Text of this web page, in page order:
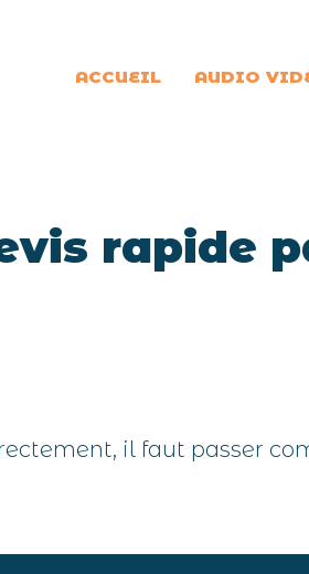
ACCUEIL AUDIO
rapide
il faut passer